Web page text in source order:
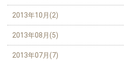
2013年10月(2)
2013年08月(5)
2013年07月(7)